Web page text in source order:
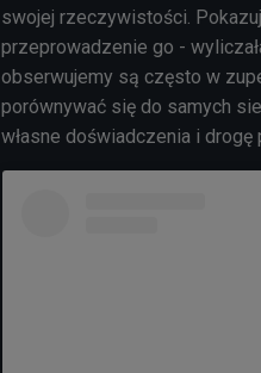
swojej rzeczywistości.
przeprowadzenie go -
obserwujemy są często w
porównywać się do samych
własne doświadczenia i